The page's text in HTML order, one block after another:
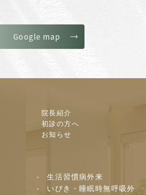
Google map
院長紹介
初診の方へ
お知らせ
生活習慣病外来
いびき・睡眠時無呼吸外